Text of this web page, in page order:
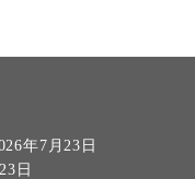
年7月23日
日